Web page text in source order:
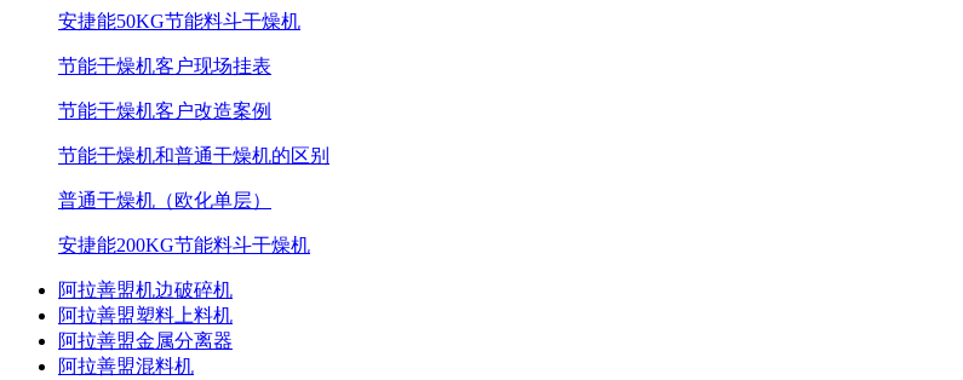
安捷能50KG节能料斗干燥机
节能干燥机客户现场挂表
节能干燥机客户改造案例
节能干燥机和普通干燥机的区别
普通干燥机（欧化单层）
安捷能200KG节能料斗干燥机
阿拉善盟机边破碎机
阿拉善盟塑料上料机
阿拉善盟金属分离器
阿拉善盟混料机